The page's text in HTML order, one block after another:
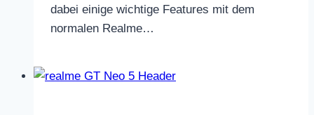
dabei einige wichtige Features mit dem
normalen Realme…